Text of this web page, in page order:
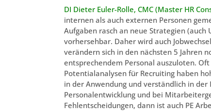
DI Dieter Euler-Rolle, CMC (Master HR
internen als auch externen Personen
Aufgaben rasch an neue Strategien
vorhersehbar. Daher wird auch
verändern sich in den nächsten 5 Jahren
entsprechendem Personal auszuloten.
Potentialanalysen für Recruiting haben
in der Anwendung und verständlich in
Personalentwicklung und bei
Fehlentscheidungen, dann ist auch PE